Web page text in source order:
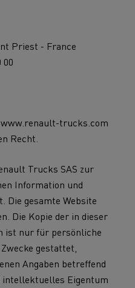
Priest - France
00
www.renault-trucks.com
Recht.
Trucks SAS zur
Information und
Die gesamte Website
Die Kopie der in dieser
ist nur für persönliche
gestattet,
Angaben betreffend
Eigentum